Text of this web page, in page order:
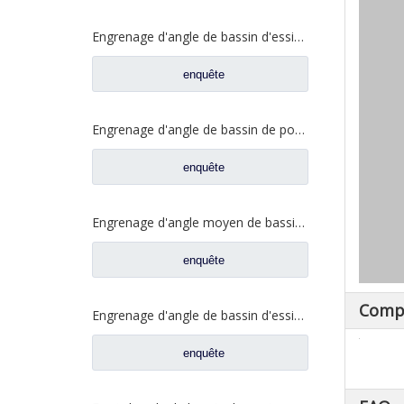
Engrenage d'angle de bassin d'essieu arrière pour pièces de rechange Shamcan AulongTruck 81.35199.6532
enquête
Engrenage d'angle de bassin de pont moyen pour pièces de rechange DZ9112320689 de Shamcan AulongTruck
enquête
Engrenage d'angle moyen de bassin de pont pour les pièces de rechange WG7121320252 de camion de Sinotruk Steyr
enquête
Engrenage d'angle de bassin d'essieu arrière pour pièces de rechange de camion Sinotruk Steyr 199012320177
enquête